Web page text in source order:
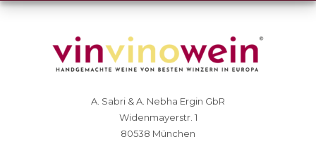
A. Sabri & A. Nebha Ergin GbR
Widenmayerstr. 1
80538 München